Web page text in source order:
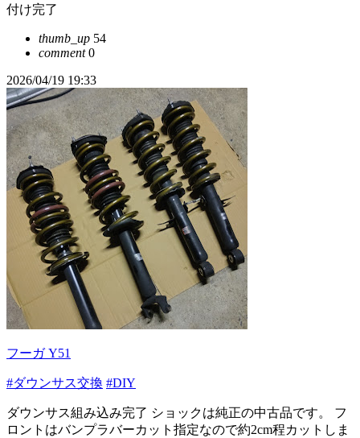
付け完了
thumb_up 54
comment0
2026/04/19 19:33
フーガ Y51
#ダウンサス交換 #DIY
ダウンサス組み込み完了 ショックは純正の中古品です。 フ
ロントはバンプラバーカット指定なので約2cm程カットしま